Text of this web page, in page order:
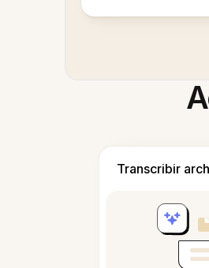
Transcribir